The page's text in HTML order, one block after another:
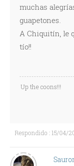
muchas
guapetones.
A Chiquitín, le
tío!!
Up the coons!!!
Respondido : 15/04/